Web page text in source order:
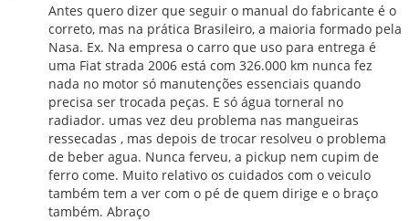
Antes quero dizer que seguir o manual do fabricante é o
correto, mas na prática Brasileiro, a maioria formado pela
Nasa. Ex. Na empresa o carro que uso para entrega é
uma Fiat strada 2006 está com 326.000 km nunca fez
nada no motor só manutenções essenciais quando
precisa ser trocada peças. E só água torneral no
radiador. umas vez deu problema nas mangueiras
ressecadas , mas depois de trocar resolveu o problema
de beber agua. Nunca ferveu, a pickup nem cupim de
ferro come. Muito relativo os cuidados com o veiculo
também tem a ver com o pé de quem dirige e o braço
também. Abraço